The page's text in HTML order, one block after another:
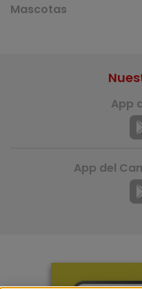
Mascotas
App
App del